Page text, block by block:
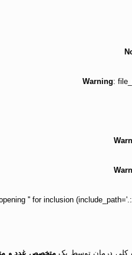
Warning:
'' for inclusion
کلی درمان توسط یکمتخصص غدد و